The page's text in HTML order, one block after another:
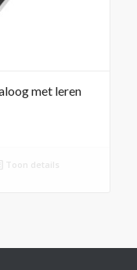
met leren
Toon details